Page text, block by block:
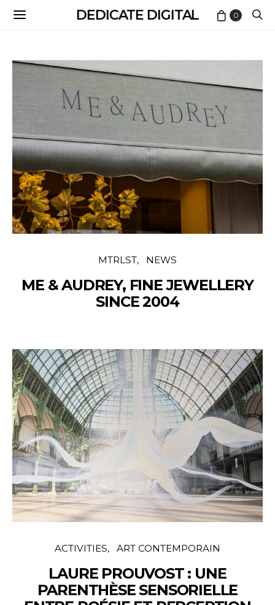
DEDICATE DIGITAL 0
MTRLST NEWS
ME & AUDREY, FINE JEWELLERY
SINCE 2004
ACTIVITIES ART CONTEMPORAIN
LAURE PROUVOST : UNE
PARENTHÈSE SENSORIELLE